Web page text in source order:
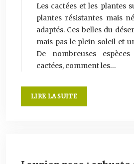
Les cactées et les plantes
plantes résistantes mais
adaptés. Ces belles du
mais pas le plein soleil et
De nombreuses
cactées, comment les…
LIRE LA SUITE